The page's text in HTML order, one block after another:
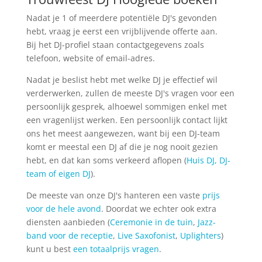
Nadat je 1 of meerdere potentiële DJ's gevonden
hebt, vraag je eerst een vrijblijvende offerte aan.
Bij het DJ-profiel staan contactgegevens zoals
telefoon, website of email-adres.
Nadat je beslist hebt met welke DJ je effectief wil
verderwerken, zullen de meeste DJ's vragen voor een
persoonlijk gesprek, alhoewel sommigen enkel met
een vragenlijst werken. Een persoonlijk contact lijkt
ons het meest aangewezen, want bij een DJ-team
komt er meestal een DJ af die je nog nooit gezien
hebt, en dat kan soms verkeerd aflopen (Huis DJ, DJ-
team of eigen DJ).
De meeste van onze DJ's hanteren een vaste prijs
voor de hele avond. Doordat we echter ook extra
diensten aanbieden (Ceremonie in de tuin, Jazz-
band voor de receptie, Live Saxofonist, Uplighters)
kunt u best een totaalprijs vragen.